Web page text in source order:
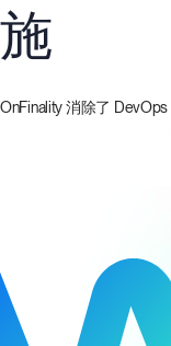
施
OnFinality 消除了